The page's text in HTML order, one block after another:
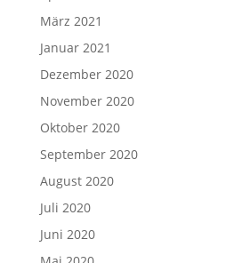
März 2021
Januar 2021
Dezember 2020
November 2020
Oktober 2020
September 2020
August 2020
Juli 2020
Juni 2020